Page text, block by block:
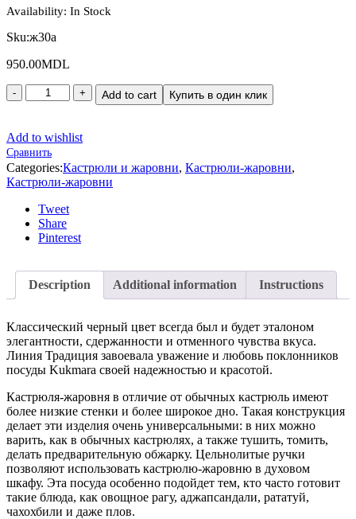
Availability: In Stock
Sku:ж30a
950.00MDL
Add to cart Купить в один клик
Add to wishlist
Сравнить
Categories:Кастрюли и жаровни, Кастрюли-жаровни,
Кастрюли-жаровни
Tweet
Share
Pinterest
Description Additional information Instructions
Классический черный цвет всегда был и будет эталоном
элегантности, сдержанности и отменного чувства вкуса.
Линия Традиция завоевала уважение и любовь поклонников
посуды Kukmara своей надежностью и красотой.
Кастрюля-жаровня в отличие от обычных кастрюль имеют
более низкие стенки и более широкое дно. Такая конструкция
делает эти изделия очень универсальными: в них можно
варить, как в обычных кастрюлях, а также тушить, томить,
делать предварительную обжарку. Цельнолитые ручки
позволяют использовать кастрюлю-жаровню в духовом
шкафу. Эта посуда особенно подойдет тем, кто часто готовит
такие блюда, как овощное рагу, аджапсандали, рататуй,
чахохбили и даже плов.